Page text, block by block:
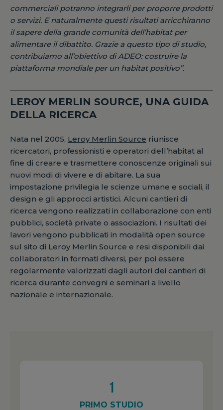
commerciali potranno integrarli per proporre prodotti
o servizi. E naturalmente questi risultati arricchiranno
il sapere della grande comunità dell’habitat per
alimentare il dibattito. Grazie a questo tipo di studio,
contribuiamo all’obiettivo di ADEO: costruire la
piattaforma mondiale per un habitat positivo”.
LEROY MERLIN SOURCE, UNA GUIDA
DELLA RICERCA
Nata nel 2005, Leroy Merlin Source riunisce
ricercatori, professionisti e operatori dell’habitat al
fine di creare e trasmettere conoscenze originali sui
nuovi modi di vivere e di abitare. La sua
impostazione privilegia le scienze umane e sociali, il
design e gli approcci artistici. Alcuni cantieri di
ricerca vengono realizzati in collaborazione con enti
pubblici, società private o associazioni. I risultati dei
lavori vengono pubblicati in modalità open source
sul sito di Leroy Merlin Source e resi disponibili dai
collaboratori in formati diversi, per poi essere
regolarmente valorizzati dagli autori dei cantieri di
ricerca durante convegni e seminari a livello
nazionale e internazionale.
1
PRIMO STUDIO